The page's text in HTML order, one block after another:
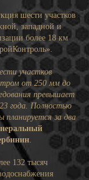
шести участков
западной и
более 18 км
участков
от 250 мм до
превышает
года. Полностью
планируется за два
.
132 тысяч